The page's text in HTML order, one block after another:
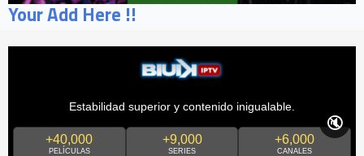
Your Add Here !!
Estabilidad superior y contenido inigualable.
+40,000
PELÍCULAS
+9,000
SERIES
+6,000
CANALES
🔇